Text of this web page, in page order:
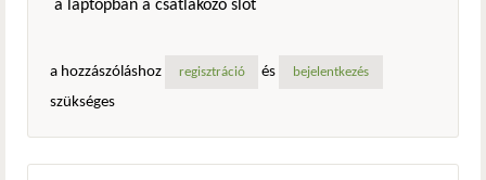
a laptopban a csatlakozó slot
a hozzászóláshoz regisztráció és bejelentkezés
szükséges